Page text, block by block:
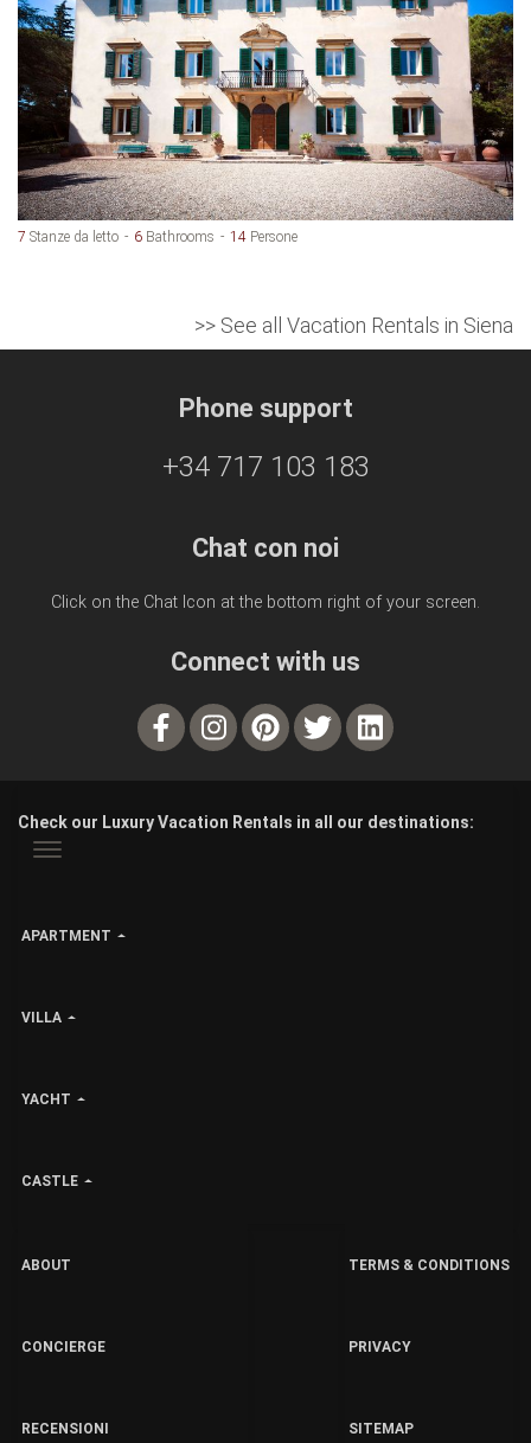
7 Stanze da letto 6 Bathrooms 14 Persone
>> See all Vacation Rentals in Siena
Phone support
+34 717 103 183
Chat con noi
Click on the Chat Icon at the bottom right of your screen.
Connect with us
Check our Luxury Vacation Rentals in all our destinations:
APARTMENT
VILLA
YACHT
CASTLE
ABOUT
CONCIERGE
RECENSIONI
TERMS & CONDITIONS
PRIVACY
SITEMAP